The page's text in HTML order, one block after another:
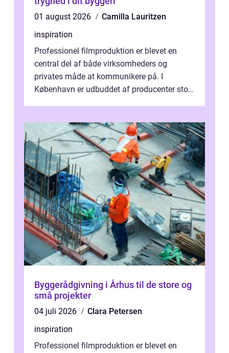
01 august 2026
Camilla Lauritzen
inspiration
Professionel filmproduktion er blevet en
central del af både virksomheders og
privates måde at kommunikere på. I
København er udbuddet af producenter stort,
Byggerådgivning i Århus til de store og
små projekter
04 juli 2026
Clara Petersen
inspiration
Professionel filmproduktion er blevet en